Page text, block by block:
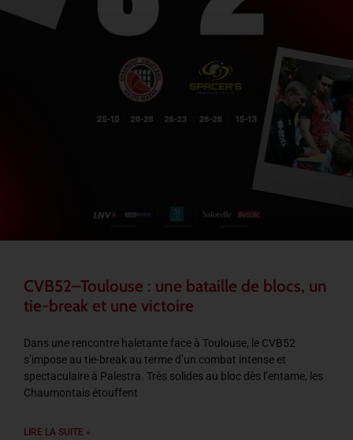
CVB52–Toulouse : une bataille de blocs, un
tie-break et une victoire
Dans une rencontre haletante face à Toulouse, le CVB52
s’impose au tie-break au terme d’un combat intense et
spectaculaire à Palestra. Très solides au bloc dès l’entame, les
Chaumontais étouffent
LIRE LA SUITE »